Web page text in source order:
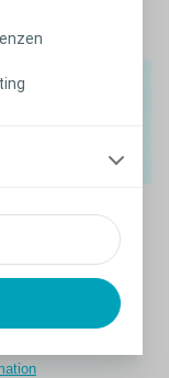
Blase
für
zur
der